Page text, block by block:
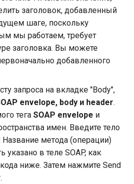
Пакет flag в Go: работа с
позиционными
аргументами
Пакет flag в Go: FlagSet
заголовок, добавленный
шаге, поскольку
мы работаем, требует
заголовка. Вы можете
добавленного
запроса на вкладке "Body",
envelope, body и header.
тега SOAP envelope и
имен. Введите тело
Название метода (операции)
указано в теле SOAP, как
ниже. Затем нажмите Send